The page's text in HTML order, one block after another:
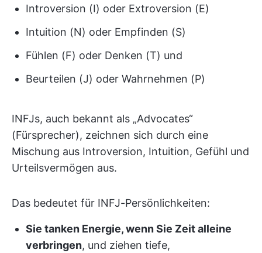
Introversion (I) oder Extroversion (E)
Intuition (N) oder Empfinden (S)
Fühlen (F) oder Denken (T) und
Beurteilen (J) oder Wahrnehmen (P)
INFJs, auch bekannt als „Advocates“
(Fürsprecher), zeichnen sich durch eine
Mischung aus Introversion, Intuition, Gefühl und
Urteilsvermögen aus.
Das bedeutet für INFJ-Persönlichkeiten:
Sie tanken Energie, wenn Sie Zeit alleine
verbringen, und ziehen tiefe,